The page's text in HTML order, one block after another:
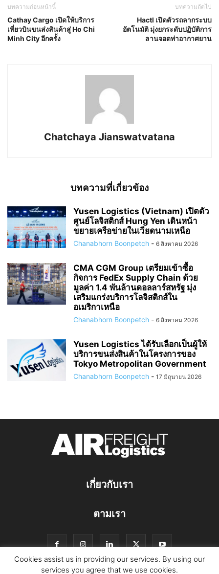
บทความก่อนหน้านี้
Cathay Cargo เปิดให้บริการ
เที่ยวบินขนส่งสินค้าสู่ Ho Chi
Minh City อีกครั้ง
บทความถัดไป
Hactl เปิดตัวรถลากระบบ
อัตโนมัติ มุ่งยกระดับปฏิบัติการ
ลานจอดท่าอากาศยาน
Chatchaya Jianswatvatana
บทความที่เกี่ยวข้อง
Yusen Logistics (Vietnam) เปิดตัว
ศูนย์โลจิสติกส์ Hung Yen เดินหน้า
ขยายเครือข่ายในเวียดนามเหนือ
Chanabhorn Boonpetch - 6 สิงหาคม 2026
CMA CGM Group เตรียมเข้าซื้อ
กิจการ FedEx Supply Chain ด้วย
มูลค่า 1.4 พันล้านดอลลาร์สหรัฐ มุ่ง
เสริมแกร่งบริการโลจิสติกส์ใน
อเมริกาเหนือ
Chanabhorn Boonpetch - 6 สิงหาคม 2026
Yusen Logistics ได้รับเลือกเป็นผู้ให้
บริการขนส่งสินค้าในโครงการของ
Tokyo Metropolitan Government
Chanabhorn Boonpetch - 17 มิถุนายน 2026
เกี่ยวกับเรา
ตามเรา
Cookies assist us in providing our services. By using our
services you agree that we use cookies.